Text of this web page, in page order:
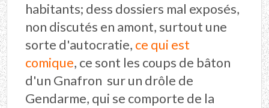
habitants; dess dossiers mal exposés,
non discutés en amont, surtout une
sorte d'autocratie, ce qui est
comique, ce sont les coups de bâton
d'un Gnafron sur un drôle de
Gendarme, qui se comporte de la